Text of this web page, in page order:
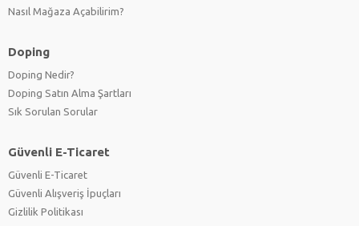
Nasıl Mağaza Açabilirim?
Doping
Doping Nedir?
Doping Satın Alma Şartları
Sık Sorulan Sorular
Güvenli E-Ticaret
Güvenli E-Ticaret
Güvenli Alışveriş İpuçları
Gizlilik Politikası